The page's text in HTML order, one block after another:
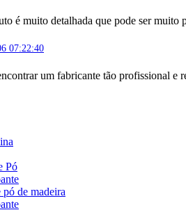
é muito detalhada que pode ser muito
07:22:40
um fabricante tão profissional e
Pó
pó de madeira